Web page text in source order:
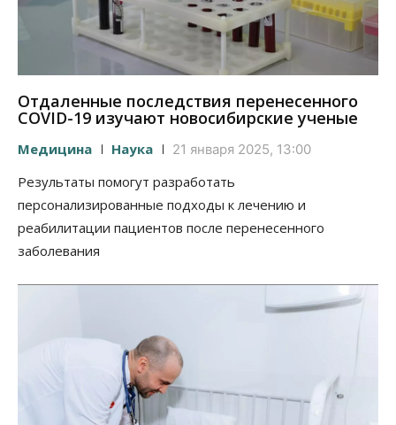
Отдаленные последствия перенесенного
COVID-19 изучают новосибирские ученые
Медицина Наука 21 января 2025, 13:00
Результаты помогут разработать
персонализированные подходы к лечению и
реабилитации пациентов после перенесенного
заболевания